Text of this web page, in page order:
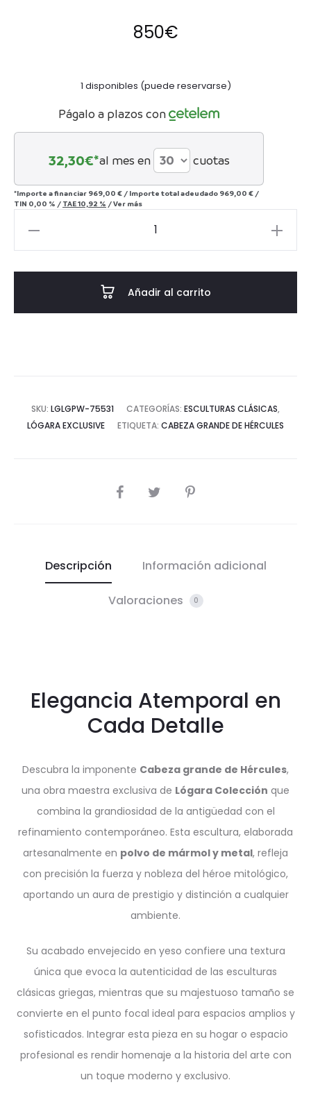
850€
1 disponibles (puede reservarse)
Págalo a plazos con
32,30€*al mes en cuotas
*Importe a financiar 969,00 € / Importe total adeudado 969,00 € /
TIN 0,00 % / TAE10,92 % /Ver más
Añadir al carrito
SKU: LGLGPW-75531 CATEGORÍAS: ESCULTURAS CLÁSICAS,
LÓGARA EXCLUSIVE
ETIQUETA: CABEZA GRANDE DE HÉRCULES
COMPARTIR
Descripción Información adicional
Valoraciones 0
Elegancia Atemporal en
Cada Detalle
Descubra la imponente Cabeza grande de Hércules,
una obra maestra exclusiva de Lógara Colección que
combina la grandiosidad de la antigüedad con el
refinamiento contemporáneo. Esta escultura, elaborada
artesanalmente en polvo de mármol y metal, refleja
con precisión la fuerza y nobleza del héroe mitológico,
aportando un aura de prestigio y distinción a cualquier
ambiente.
Su acabado envejecido en yeso confiere una textura
única que evoca la autenticidad de las esculturas
clásicas griegas, mientras que su majestuoso tamaño se
convierte en el punto focal ideal para espacios amplios y
sofisticados. Integrar esta pieza en su hogar o espacio
profesional es rendir homenaje a la historia del arte con
un toque moderno y exclusivo.